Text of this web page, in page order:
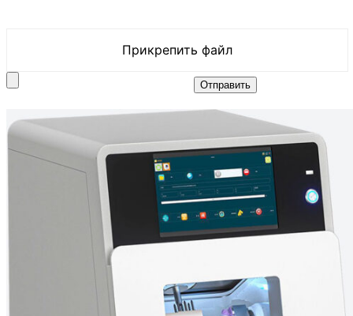
Прикрепить файл